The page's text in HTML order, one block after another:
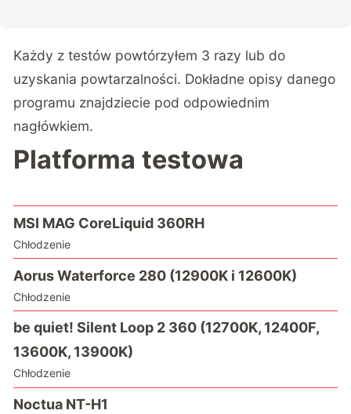
Każdy z testów powtórzyłem 3 razy lub do
uzyskania powtarzalności. Dokładne opisy danego
programu znajdziecie pod odpowiednim
nagłówkiem.
Platforma testowa
Chłodzenie
MSI MAG CoreLiquid 360RH
Chłodzenie
Aorus Waterforce 280 (12900K i 12600K)
Chłodzenie
be quiet! Silent Loop 2 360 (12700K, 12400F,
13600K, 13900K)
Noctua NT-H1